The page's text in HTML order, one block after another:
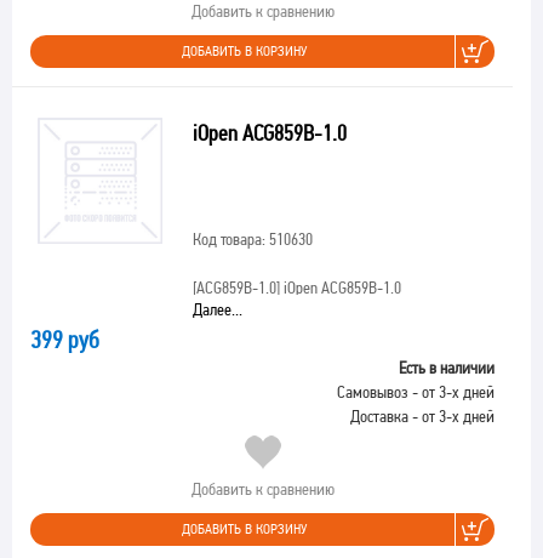
Добавить к сравнению
ДОБАВИТЬ В КОРЗИНУ
iOpen ACG859B-1.0
Код товара: 510630
[ACG859B-1.0]iOpen ACG859B-1.0
Далее...
399 руб
Есть в наличии
Самовывоз - от 3-х дней
Доставка - от 3-х дней
Добавить к сравнению
ДОБАВИТЬ В КОРЗИНУ